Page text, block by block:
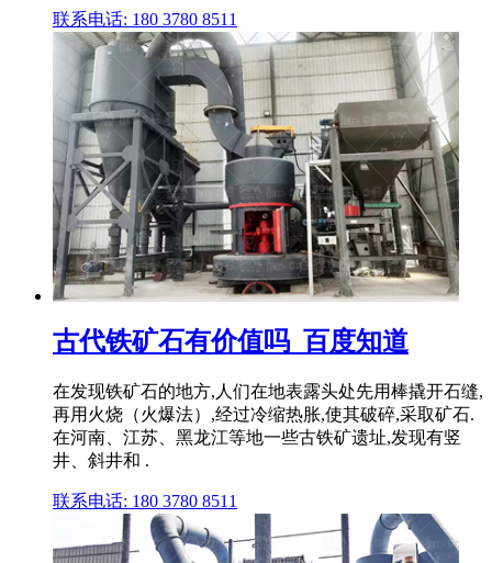
联系电话: 180 3780 8511
古代铁矿石有价值吗_百度知道
在发现铁矿石的地方,人们在地表露头处先用棒撬开石缝,
再用火烧（火爆法）,经过冷缩热胀,使其破碎,采取矿石.
在河南、江苏、黑龙江等地一些古铁矿遗址,发现有竖
井、斜井和 .
联系电话: 180 3780 8511